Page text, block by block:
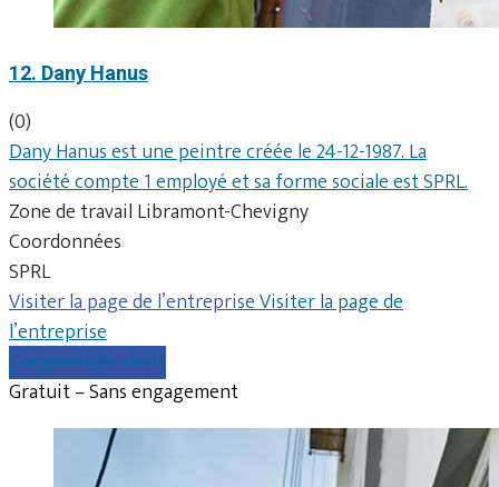
12. Dany Hanus
(0)
Dany Hanus est une peintre créée le 24-12-1987. La
société compte 1 employé et sa forme sociale est SPRL.
Zone de travail Libramont-Chevigny
Coordonnées
SPRL
Visiter la page de l’entrepriseVisiter la page de
l’entreprise
Comparer les devis
Gratuit – Sans engagement